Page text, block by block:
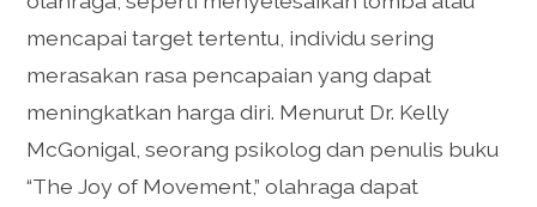
mencapai target tertentu, individu sering
merasakan rasa pencapaian yang dapat
meningkatkan harga diri. Menurut Dr. Kelly
McGonigal, seorang psikolog dan penulis buku
“The Joy of Movement,” olahraga dapat